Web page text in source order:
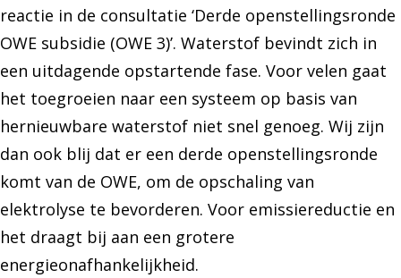
reactie in de consultatie ‘Derde openstellingsronde
OWE subsidie (OWE 3)’. Waterstof bevindt zich in
een uitdagende opstartende fase. Voor velen gaat
het toegroeien naar een systeem op basis van
hernieuwbare waterstof niet snel genoeg. Wij zijn
dan ook blij dat er een derde openstellingsronde
komt van de OWE, om de opschaling van
elektrolyse te bevorderen. Voor emissiereductie en
het draagt bij aan een grotere
energieonafhankelijkheid.